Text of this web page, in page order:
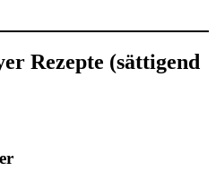
Rezepte (sättigend